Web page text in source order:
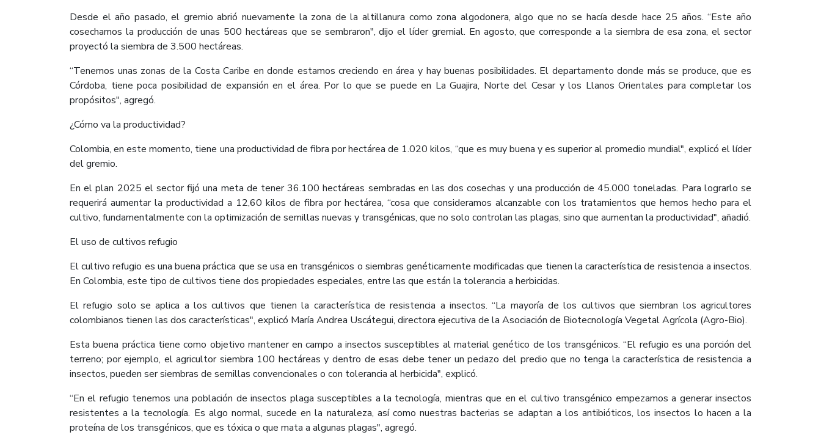
Desde el año pasado, el gremio abrió nuevamente la zona de la altillanura como zona algodonera, algo que no se hacía desde hace 25 años. “Este año
cosechamos la producción de unas 500 hectáreas que se sembraron", dijo el líder gremial. En agosto, que corresponde a la siembra de esa zona, el sector
proyectó la siembra de 3.500 hectáreas.
“Tenemos unas zonas de la Costa Caribe en donde estamos creciendo en área y hay buenas posibilidades. El departamento donde más se produce, que es
Córdoba, tiene poca posibilidad de expansión en el área. Por lo que se puede en La Guajira, Norte del Cesar y los Llanos Orientales para completar los
propósitos", agregó.
¿Cómo va la productividad?
Colombia, en este momento, tiene una productividad de fibra por hectárea de 1.020 kilos, “que es muy buena y es superior al promedio mundial", explicó el líder
del gremio.
En el plan 2025 el sector fijó una meta de tener 36.100 hectáreas sembradas en las dos cosechas y una producción de 45.000 toneladas. Para lograrlo se
requerirá aumentar la productividad a 12,60 kilos de fibra por hectárea, “cosa que consideramos alcanzable con los tratamientos que hemos hecho para el
cultivo, fundamentalmente con la optimización de semillas nuevas y transgénicas, que no solo controlan las plagas, sino que aumentan la productividad", añadió.
El uso de cultivos refugio
El cultivo refugio es una buena práctica que se usa en transgénicos o siembras genéticamente modificadas que tienen la característica de resistencia a insectos.
En Colombia, este tipo de cultivos tiene dos propiedades especiales, entre las que están la tolerancia a herbicidas.
El refugio solo se aplica a los cultivos que tienen la característica de resistencia a insectos. “La mayoría de los cultivos que siembran los agricultores
colombianos tienen las dos características", explicó María Andrea Uscátegui, directora ejecutiva de la Asociación de Biotecnología Vegetal Agrícola (Agro-Bio).
Esta buena práctica tiene como objetivo mantener en campo a insectos susceptibles al material genético de los transgénicos. “El refugio es una porción del
terreno; por ejemplo, el agricultor siembra 100 hectáreas y dentro de esas debe tener un pedazo del predio que no tenga la característica de resistencia a
insectos, pueden ser siembras de semillas convencionales o con tolerancia al herbicida", explicó.
“En el refugio tenemos una población de insectos plaga susceptibles a la tecnología, mientras que en el cultivo transgénico empezamos a generar insectos
resistentes a la tecnología. Es algo normal, sucede en la naturaleza, así como nuestras bacterias se adaptan a los antibióticos, los insectos lo hacen a la
proteína de los transgénicos, que es tóxica o que mata a algunas plagas", agregó.